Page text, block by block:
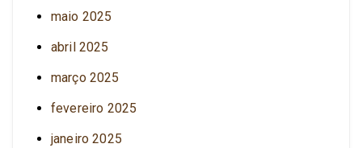
maio 2025
abril 2025
março 2025
fevereiro 2025
janeiro 2025